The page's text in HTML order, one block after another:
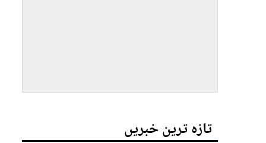
تازہ ترین خبریں